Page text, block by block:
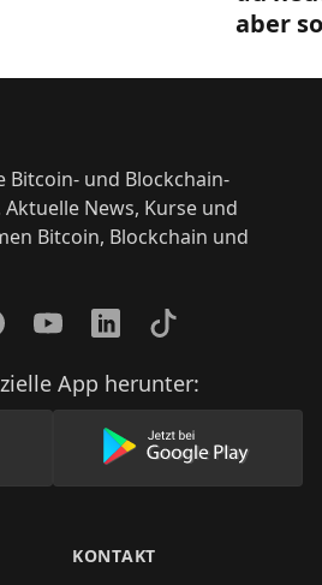
aber
Bitcoin- und Blockchain-
News, Kurse und
Bitcoin, Blockchain und
YouTubeLinkedInTikTok
App herunter:
App im AppStore herunter
Lade unsere
KONTAKT